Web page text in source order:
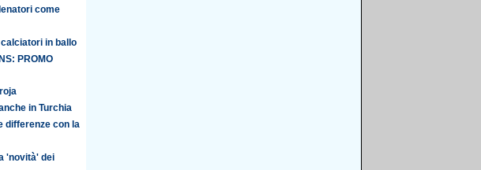
come
in ballo
PROMO
in Turchia
differenze con la
'novità' dei